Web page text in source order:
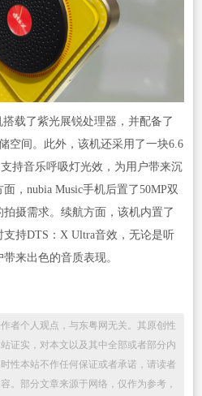
载了紫光展锐处理器，并配备了
空间。此外，该机还采用了一块6.6
持音乐呼吸灯光效，为用户带来沉
，nubia Music手机后置了50MP双
摄需求。续航方面，该机内置了
支持DTS：X Ultra音效，无论是听
来出色的音质表现。
者个人观点，与东粤网无关。其原创性
证实，对本文以及其中全部或者部分内
性本站不作任何保证或者承诺，请读者
。部分文章来源于网络，仅作为参考，